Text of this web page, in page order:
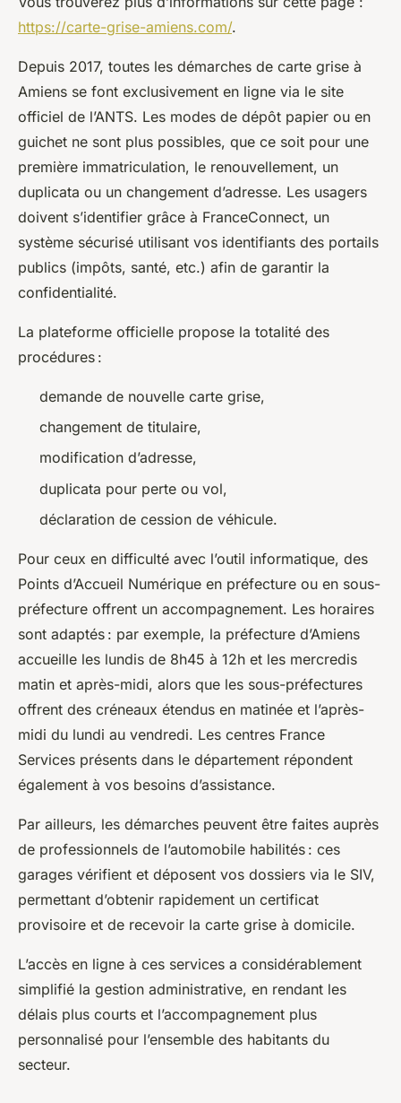
https://carte-grise-amiens.com/.
Depuis 2017, toutes les démarches de carte grise à
Amiens se font exclusivement en ligne via le site
officiel de l’ANTS. Les modes de dépôt papier ou en
guichet ne sont plus possibles, que ce soit pour une
première immatriculation, le renouvellement, un
duplicata ou un changement d’adresse. Les usagers
doivent s’identifier grâce à FranceConnect, un
système sécurisé utilisant vos identifiants des portails
publics (impôts, santé, etc.) afin de garantir la
confidentialité.
La plateforme officielle propose la totalité des
procédures :
demande de nouvelle carte grise,
changement de titulaire,
modification d’adresse,
duplicata pour perte ou vol,
déclaration de cession de véhicule.
Pour ceux en difficulté avec l’outil informatique, des
Points d’Accueil Numérique en préfecture ou en sous-
préfecture offrent un accompagnement. Les horaires
sont adaptés : par exemple, la préfecture d’Amiens
accueille les lundis de 8h45 à 12h et les mercredis
matin et après-midi, alors que les sous-préfectures
offrent des créneaux étendus en matinée et l’après-
midi du lundi au vendredi. Les centres France
Services présents dans le département répondent
également à vos besoins d’assistance.
Par ailleurs, les démarches peuvent être faites auprès
de professionnels de l’automobile habilités : ces
garages vérifient et déposent vos dossiers via le SIV,
permettant d’obtenir rapidement un certificat
provisoire et de recevoir la carte grise à domicile.
L’accès en ligne à ces services a considérablement
simplifié la gestion administrative, en rendant les
délais plus courts et l’accompagnement plus
personnalisé pour l’ensemble des habitants du
secteur.